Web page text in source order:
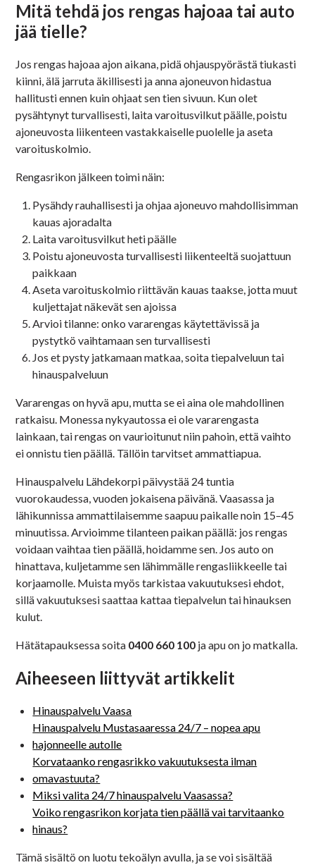
Mitä tehdä jos rengas hajoaa tai auto
jää tielle?
Jos rengas hajoaa ajon aikana, pidä ohjauspyörästä tiukasti
kiinni, älä jarruta äkillisesti ja anna ajoneuvon hidastua
hallitusti ennen kuin ohjaat sen tien sivuun. Kun olet
pysähtynyt turvallisesti, laita varoitusvilkut päälle, poistu
ajoneuvosta liikenteen vastakkaiselle puolelle ja aseta
varoituskolmio.
Rengasrikon jälkeen toimi näin:
Pysähdy rauhallisesti ja ohjaa ajoneuvo mahdollisimman
kauas ajoradalta
Laita varoitusvilkut heti päälle
Poistu ajoneuvosta turvallisesti liikenteeltä suojattuun
paikkaan
Aseta varoituskolmio riittävän kauas taakse, jotta muut
kuljettajat näkevät sen ajoissa
Arvioi tilanne: onko vararengas käytettävissä ja
pystytkö vaihtamaan sen turvallisesti
Jos et pysty jatkamaan matkaa, soita tiepalveluun tai
hinauspalveluun
Vararengas on hyvä apu, mutta se ei aina ole mahdollinen
ratkaisu. Monessa nykyautossa ei ole vararengasta
lainkaan, tai rengas on vaurioitunut niin pahoin, että vaihto
ei onnistu tien päällä. Tällöin tarvitset ammattiapua.
Hinauspalvelu Lähdekorpi päivystää 24 tuntia
vuorokaudessa, vuoden jokaisena päivänä. Vaasassa ja
lähikunnissa ammattilaisemme saapuu paikalle noin 15–45
minuutissa. Arvioimme tilanteen paikan päällä: jos rengas
voidaan vaihtaa tien päällä, hoidamme sen. Jos auto on
hinattava, kuljetamme sen lähimmälle rengasliikkeelle tai
korjaamolle. Muista myös tarkistaa vakuutuksesi ehdot,
sillä vakuutuksesi saattaa kattaa tiepalvelun tai hinauksen
kulut.
Hätätapauksessa soita 0400 660 100 ja apu on jo matkalla.
Aiheeseen liittyvät artikkelit
Hinauspalvelu Vaasa
Hinauspalvelu Mustasaaressa 24/7 – nopea apu
hajonneelle autolle
Korvataanko rengasrikko vakuutuksesta ilman
omavastuuta?
Miksi valita 24/7 hinauspalvelu Vaasassa?
Voiko rengasrikon korjata tien päällä vai tarvitaanko
hinaus?
Tämä sisältö on luotu tekoälyn avulla, ja se voi sisältää